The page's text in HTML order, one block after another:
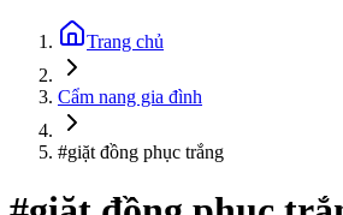
Trang chủ
Cẩm nang gia đình
#giặt đồng phục trắng